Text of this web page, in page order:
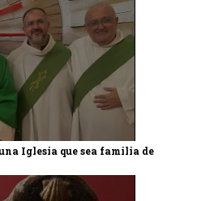
Iglesia que sea familia de